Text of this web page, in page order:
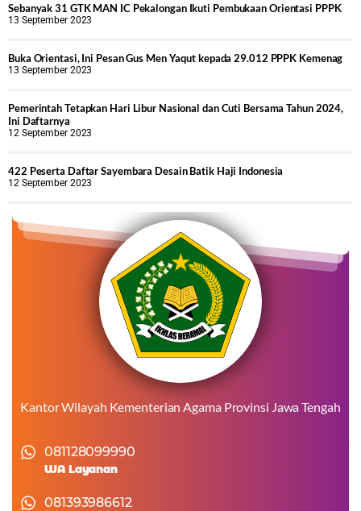
Sebanyak 31 GTK MAN IC Pekalongan Ikuti Pembukaan Orientasi PPPK
13 September 2023
Buka Orientasi, Ini Pesan Gus Men Yaqut kepada 29.012 PPPK Kemenag
13 September 2023
Pemerintah Tetapkan Hari Libur Nasional dan Cuti Bersama Tahun 2024,
Ini Daftarnya
12 September 2023
422 Peserta Daftar Sayembara Desain Batik Haji Indonesia
12 September 2023
Kantor Wilayah Kementerian Agama Provinsi Jawa Tengah
081128099990
WA Layanan
081393986612